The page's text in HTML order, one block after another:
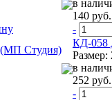
в
140 руб.
-
(МП Студия)
КД-058
Размер:
в
252 руб.
-